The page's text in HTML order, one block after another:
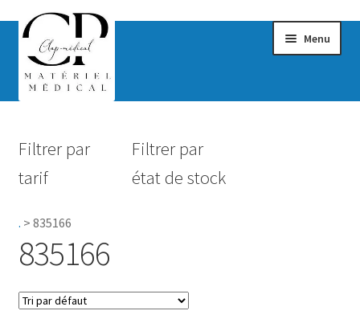
Menu
Hygiène
Accessoires Salle de bain
Filtrer par
tarif
Filtrer par
état de stock
. > 835166
835166